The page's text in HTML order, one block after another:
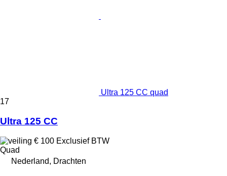
Ultra 125 CC quad
17
Ultra 125 CC
€ 100 Exclusief BTW
Quad
Nederland, Drachten